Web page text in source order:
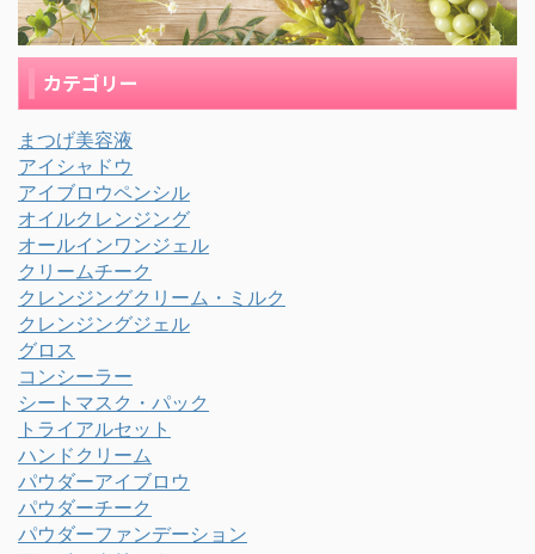
カテゴリー
まつげ美容液
アイシャドウ
アイブロウペンシル
オイルクレンジング
オールインワンジェル
クリームチーク
クレンジングクリーム・ミルク
クレンジングジェル
グロス
コンシーラー
シートマスク・パック
トライアルセット
ハンドクリーム
パウダーアイブロウ
パウダーチーク
パウダーファンデーション